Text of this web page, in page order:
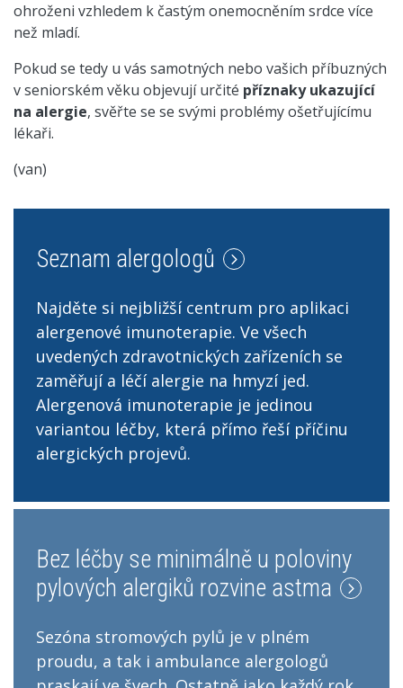
ohroženi vzhledem k častým onemocněním srdce více
než mladí.
Pokud se tedy u vás samotných nebo vašich příbuzných
v seniorském věku objevují určité příznaky ukazující
na alergie, svěřte se se svými problémy ošetřujícímu
lékaři.
(van)
Seznam alergologů
Najděte si nejbližší centrum pro aplikaci
alergenové imunoterapie. Ve všech
uvedených zdravotnických zařízeních se
zaměřují a léčí alergie na hmyzí jed.
Alergenová imunoterapie je jedinou
variantou léčby, která přímo řeší příčinu
alergických projevů.
Bez léčby se minimálně u poloviny
pylových alergiků rozvine astma
Sezóna stromových pylů je v plném
proudu, a tak i ambulance alergologů